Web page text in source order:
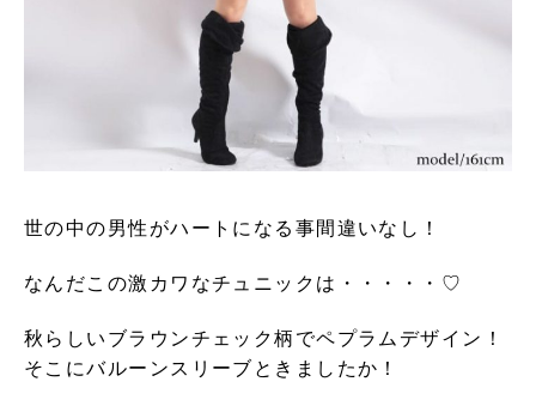
世の中の男性がハートになる事間違いなし！
なんだこの激カワなチュニックは・・・・・♡
秋らしいブラウンチェック柄でペプラムデザイン！
そこにバルーンスリーブときましたか！